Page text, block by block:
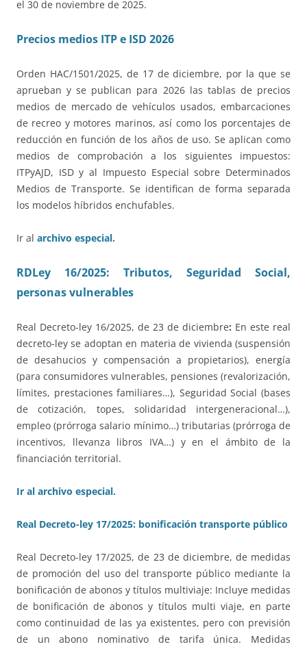
el 30 de noviembre de 2025.
Precios medios ITP e ISD 2026
Orden HAC/1501/2025, de 17 de diciembre, por la que se
aprueban y se publican para 2026 las tablas de precios
medios de mercado de vehículos usados, embarcaciones
de recreo y motores marinos, así como los porcentajes de
reducción en función de los años de uso. Se aplican como
medios de comprobación a los siguientes impuestos:
ITPyAJD, ISD y al Impuesto Especial sobre Determinados
Medios de Transporte. Se identifican de forma separada
los modelos híbridos enchufables.
Ir al archivo especial.
RDLey 16/2025: Tributos, Seguridad Social,
personas vulnerables
Real Decreto-ley 16/2025, de 23 de diciembre: En este real
decreto-ley se adoptan en materia de vivienda (suspensión
de desahucios y compensación a propietarios), energía
(para consumidores vulnerables, pensiones (revalorización,
límites, prestaciones familiares…), Seguridad Social (bases
de cotización, topes, solidaridad intergeneracional…),
empleo (prórroga salario mínimo…) tributarias (prórroga de
incentivos, llevanza libros IVA…) y en el ámbito de la
financiación territorial.
Ir al archivo especial.
Real Decreto-ley 17/2025: bonificación transporte público
Real Decreto-ley 17/2025, de 23 de diciembre, de medidas
de promoción del uso del transporte público mediante la
bonificación de abonos y títulos multiviaje: Incluye medidas
de bonificación de abonos y títulos multi viaje, en parte
como continuidad de las ya existentes, pero con previsión
de un abono nominativo de tarifa única. Medidas